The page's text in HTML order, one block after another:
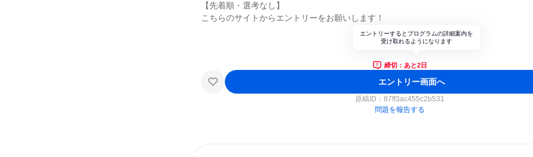
【先着順・選考なし】
こちらのサイトからエントリーをお願いします！
エントリーするとプログラムの詳細案内を
受け取れるようになります
締切：あと2日
エントリー画面へ
原稿ID： 87ff3ac455c2b531
問題を報告する